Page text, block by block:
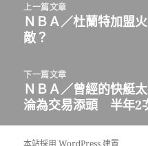
上一篇文章
上
一
文
章:
ＮＢＡ／杜蘭特加盟
敵？
下一篇文章
下
一
篇
文
ＮＢＡ／曾經的快
淪為交易添頭 半年2
本站採用 WordPress 建置